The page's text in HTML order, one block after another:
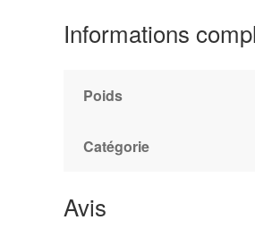
Informations
Poids
Catégorie
Avis